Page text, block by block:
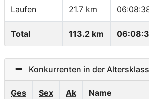
Laufen 21.7 km
Total 113.2 km
Konkurrenten in der
Ges Sex Ak Name